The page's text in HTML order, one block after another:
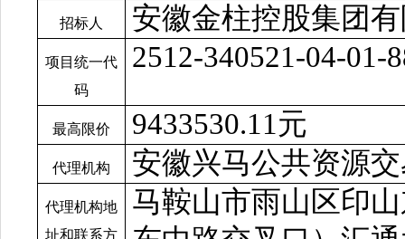
招标人 安徽金柱控股集团
项目统一代
码
2512-340521-04-01-
最高限价 9433530.11元
代理机构 安徽兴马公共资源
代理机构地
址和联系方
马鞍山市雨山区印